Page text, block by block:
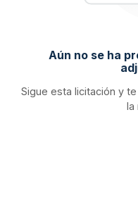
Aún no se ha
Sigue esta licitación y
la